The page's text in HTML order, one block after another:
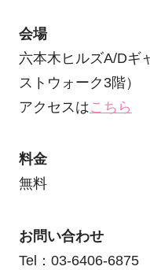
会場
六本木ヒルズA/Dギ
ストウォーク3階）
アクセスはこちら
料金
無料
お問い合わせ
Tel：03-6406-6875